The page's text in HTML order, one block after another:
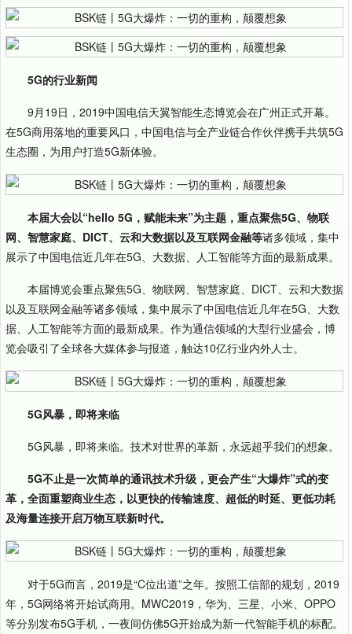
5G的行业新闻
9月19日，2019中国电信天翼智能生态博览会在广州正式开幕。
在5G商用落地的重要风口，中国电信与全产业链合作伙伴携手共筑5G
生态圈，为用户打造5G新体验。
本届大会以“hello 5G，赋能未来”为主题，重点聚焦5G、物联
网、智慧家庭、DICT、云和大数据以及互联网金融等诸多领域，集中
展示了中国电信近几年在5G、大数据、人工智能等方面的最新成果。
本届博览会重点聚焦5G、物联网、智慧家庭、DICT、云和大数据
以及互联网金融等诸多领域，集中展示了中国电信近几年在5G、大数
据、人工智能等方面的最新成果。作为通信领域的大型行业盛会，博
览会吸引了全球各大媒体参与报道，触达10亿行业内外人士。
5G风暴，即将来临
5G风暴，即将来临。技术对世界的革新，永远超乎我们的想象。
5G不止是一次简单的通讯技术升级，更会产生“大爆炸”式的变
革，全面重塑商业生态，以更快的传输速度、超低的时延、更低功耗
及海量连接开启万物互联新时代。
对于5G而言，2019是“C位出道”之年。按照工信部的规划，2019
年，5G网络将开始试商用。MWC2019，华为、三星、小米、OPPO
等分别发布5G手机，一夜间仿佛5G开始成为新一代智能手机的标配。